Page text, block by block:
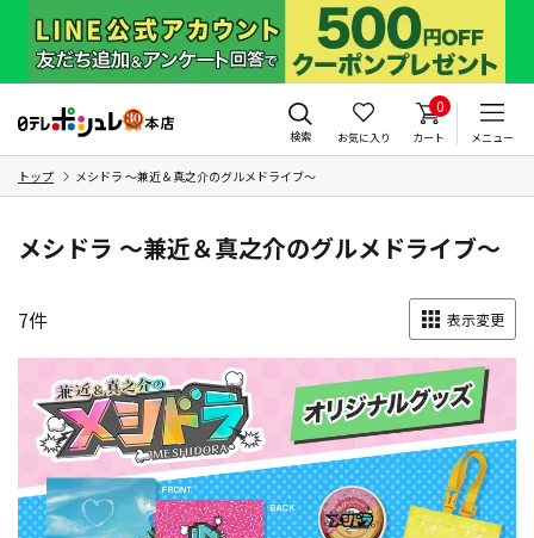
検索 お気に入り
0
カート メニュー
トップ メシドラ ～兼近＆真之介のグルメドライブ～
メシドラ ～兼近＆真之介のグルメドライブ～
7件 表示変更